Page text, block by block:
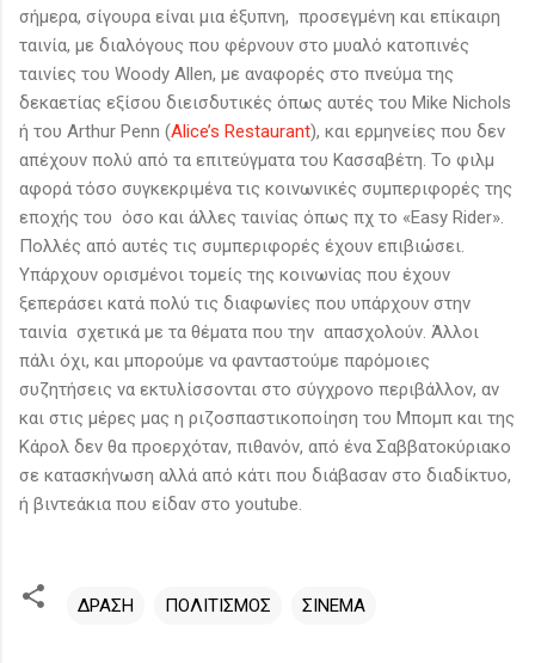
σήμερα, σίγουρα είναι μια έξυπνη, προσεγμένη και επίκαιρη
ταινία, με διαλόγους που φέρνουν στο μυαλό κατοπινές
ταινίες του Woody Allen, με αναφορές στο πνεύμα της
δεκαετίας εξίσου διεισδυτικές όπως αυτές του Mike Nichols
ή του Arthur Penn (Alice’s Restaurant), και ερμηνείες που δεν
απέχουν πολύ από τα επιτεύγματα του Κασσαβέτη. Το φιλμ
αφορά τόσο συγκεκριμένα τις κοινωνικές συμπεριφορές της
εποχής του όσο και άλλες ταινίας όπως πχ το «Easy Rider».
Πολλές από αυτές τις συμπεριφορές έχουν επιβιώσει.
Υπάρχουν ορισμένοι τομείς της κοινωνίας που έχουν
ξεπεράσει κατά πολύ τις διαφωνίες που υπάρχουν στην
ταινία σχετικά με τα θέματα που την απασχολούν. Άλλοι
πάλι όχι, και μπορούμε να φανταστούμε παρόμοιες
συζητήσεις να εκτυλίσσονται στο σύγχρονο περιβάλλον, αν
και στις μέρες μας η ριζοσπαστικοποίηση του Μπομπ και της
Κάρολ δεν θα προερχόταν, πιθανόν, από ένα Σαββατοκύριακο
σε κατασκήνωση αλλά από κάτι που διάβασαν στο διαδίκτυο,
ή βιντεάκια που είδαν στο youtube.
ΔΡΑΣΗ ΠΟΛΙΤΙΣΜΟΣ ΣΙΝΕΜΑ